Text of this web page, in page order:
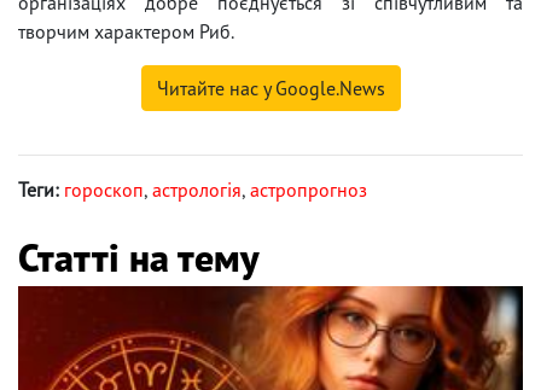
творчим характером Риб.
Читайте нас у Google.News
Теги: гороскоп, астрологія, астропрогноз
Статті на тему